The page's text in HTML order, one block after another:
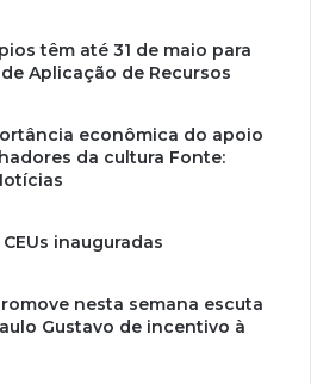
têm até 31 de maio para
Aplicação de Recursos
econômica do apoio
da cultura Fonte:
inauguradas
nesta semana escuta
Gustavo de incentivo à